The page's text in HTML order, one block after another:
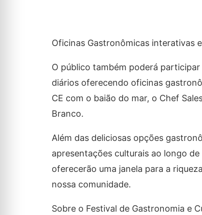
Oficinas Gastronômicas interativas
O público também poderá
diários oferecendo oficinas
CE com o baião do mar, o Chef
Branco.
Além das deliciosas opções
apresentações culturais ao longo
oferecerão uma janela para a
nossa comunidade.
Sobre o Festival de Gastronomia e